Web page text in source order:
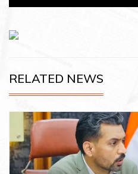
RELATED NEWS